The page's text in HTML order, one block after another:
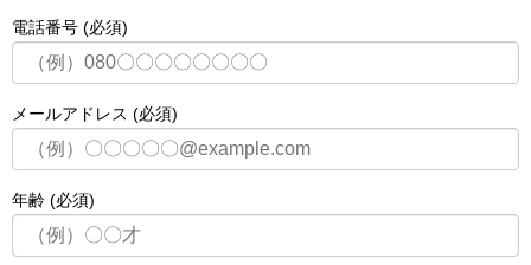
電話番号 (必須)
メールアドレス (必須)
年齢 (必須)